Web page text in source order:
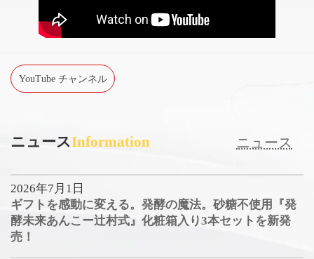
YouTube チャンネル
ニュースInformation ニュース
2026年7月1日
ギフトを感動に変える。発酵の魔法。砂糖不使用『発
酵未来あんこー辻村式』化粧箱入り3本セットを新発
売！